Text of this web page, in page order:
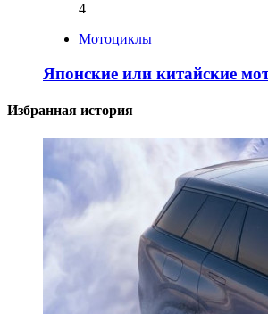
4
Мотоциклы
Японские или китайские
Избранная история